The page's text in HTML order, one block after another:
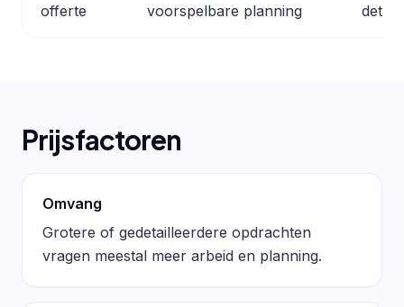
offerte
voorspelbare planning
Prijsfactoren
Omvang
Grotere of gedetailleerdere opdrachten
vragen meestal meer arbeid en planning.